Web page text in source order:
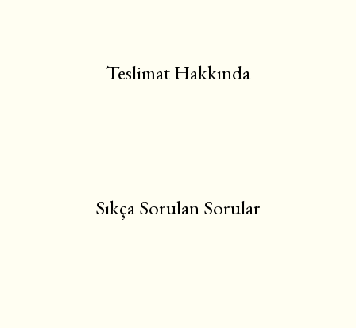
Teslimat Hakkında
Sıkça Sorulan Sorular